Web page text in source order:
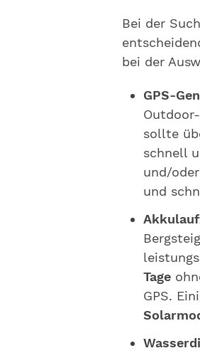
Bei der
bei der
GPS-
sollte
schnell
und/oder
und
Tage
GPS.